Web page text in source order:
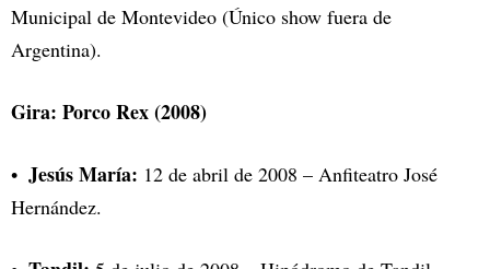
Municipal de Montevideo (Único show fuera de
Argentina).
Gira: Porco Rex (2008)
Jesús María: 12 de abril de 2008 – Anfiteatro José
Hernández.